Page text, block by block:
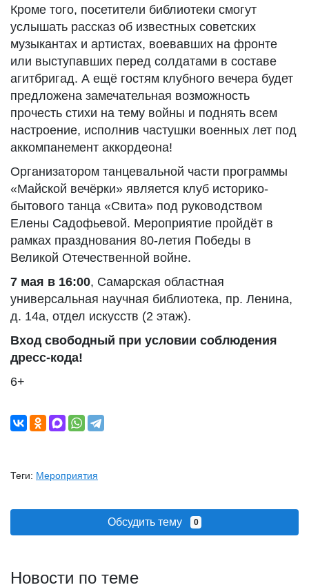
Кроме того, посетители библиотеки смогут
услышать рассказ об известных советских
музыкантах и артистах, воевавших на фронте
или выступавших перед солдатами в составе
агитбригад. А ещё гостям клубного вечера будет
предложена замечательная возможность
прочесть стихи на тему войны и поднять всем
настроение, исполнив частушки военных лет под
аккомпанемент аккордеона!
Организатором танцевальной части программы
«Майской вечёрки» является клуб историко-
бытового танца «Свита» под руководством
Елены Садофьевой. Мероприятие пройдёт в
рамках празднования 80-летия Победы в
Великой Отечественной войне.
7 мая в 16:00, Самарская областная
универсальная научная библиотека, пр. Ленина,
д. 14а, отдел искусств (2 этаж).
Вход свободный при условии соблюдения
дресс-кода!
6+
Теги: Мероприятия
Обсудить тему 0
Новости по теме